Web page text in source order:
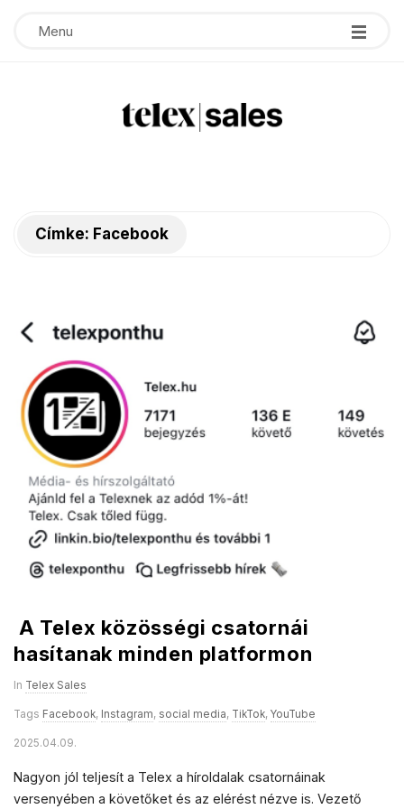
Menu
l
x
s
a
l
e
s
Címke: Facebook
A Telex közösségi csatornái
hasítanak minden platformon
In Telex Sales
Tags Facebook, Instagram, social media, TikTok, YouTube
2025.04.09.
Nagyon jól teljesít a Telex a híroldalak csatornáinak
versenyében a követőket és az elérést nézve is. Vezető